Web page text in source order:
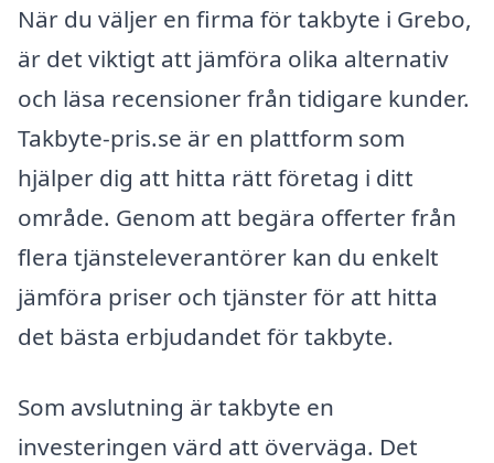
När du väljer en firma för takbyte i Grebo,
är det viktigt att jämföra olika alternativ
och läsa recensioner från tidigare kunder.
Takbyte-pris.se är en plattform som
hjälper dig att hitta rätt företag i ditt
område. Genom att begära offerter från
flera tjänsteleverantörer kan du enkelt
jämföra priser och tjänster för att hitta
det bästa erbjudandet för takbyte.
Som avslutning är takbyte en
investeringen värd att överväga. Det